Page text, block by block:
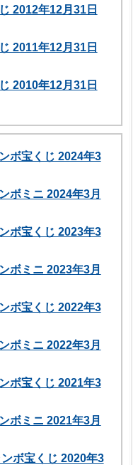
2012年12月31日
2011年12月31日
2010年12月31日
ボ宝くじ 2024年3
ボミニ 2024年3月
ボ宝くじ 2023年3
ボミニ 2023年3月
ボ宝くじ 2022年3
ボミニ 2022年3月
ボ宝くじ 2021年3
ボミニ 2021年3月
ボ宝くじ 2020年3